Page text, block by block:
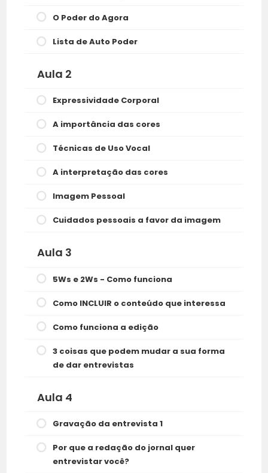
O Poder do Agora
Lista de Auto Poder
Aula 2
Expressividade Corporal
A importância das cores
Técnicas de Uso Vocal
A interpretação das cores
Imagem Pessoal
Cuidados pessoais a favor da imagem
Aula 3
5Ws e 2Ws - Como funciona
Como INCLUIR o conteúdo que interessa
Como funciona a edição
3 coisas que podem mudar a sua forma
de dar entrevistas
Aula 4
Gravação da entrevista 1
Por que a redação do jornal quer
entrevistar você?